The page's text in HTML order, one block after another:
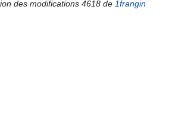
des modifications 4618 de 1frangin